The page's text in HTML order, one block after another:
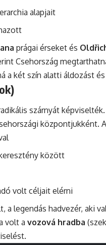
alapjait
prágai érseket és
Csehország
a két szín alatti áldozást
szárnyát
központjukként.
között
volt céljait elérni
a legendás hadvezér, aki
volt a vozová hradba